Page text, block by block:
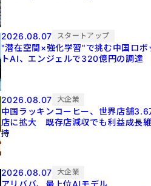
2026.08.07 スタートアップ
"潜在空間×強化学習"で挑む中国ロボ
トAI、エンジェルで320億円の調達
2026.08.07 大企業
中国ラッキンコーヒー、世界店舗3.6
店に拡大 既存店減収でも利益成長
持
2026.08.07 大企業
アリババ、最上位AIモデル